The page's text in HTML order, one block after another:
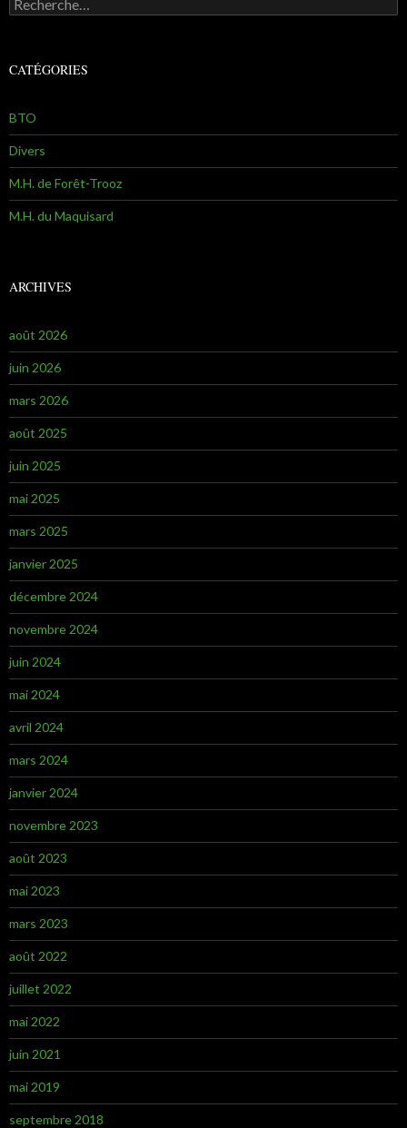
CATÉGORIES
BTO
Divers
M.H. de Forêt-Trooz
M.H. du Maquisard
ARCHIVES
août 2026
juin 2026
mars 2026
août 2025
juin 2025
mai 2025
mars 2025
janvier 2025
décembre 2024
novembre 2024
juin 2024
mai 2024
avril 2024
mars 2024
janvier 2024
novembre 2023
août 2023
mai 2023
mars 2023
août 2022
juillet 2022
mai 2022
juin 2021
mai 2019
septembre 2018